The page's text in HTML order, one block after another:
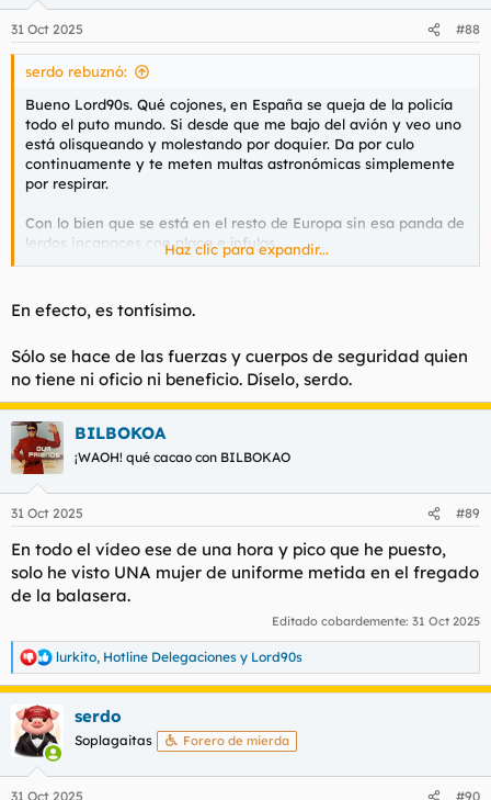
31 Oct 2025 #88
serdo rebuznó:
Bueno Lord90s. Qué cojones, en España se queja de la policía
todo el puto mundo. Si desde que me bajo del avión y veo uno
está olisqueando y molestando por doquier. Da por culo
continuamente y te meten multas astronómicas simplemente
por respirar.
Con lo bien que se está en el resto de Europa sin esa panda de
lerdos incapaces con placa e ínfulas.
Haz clic para expandir...
En efecto, es tontísimo.
Sólo se hace de las fuerzas y cuerpos de seguridad quien
no tiene ni oficio ni beneficio. Díselo, serdo.
BILBOKOA
¡WAOH! qué cacao con BILBOKAO
31 Oct 2025 #89
En todo el vídeo ese de una hora y pico que he puesto,
solo he visto UNA mujer de uniforme metida en el fregado
de la balasera.
Editado cobardemente: 31 Oct 2025
R
e
a
c
c
i
lurkito, Hotline Delegaciones y Lord90s
serdo
Soplagaitas Forero de mierda
31 Oct 2025 #90